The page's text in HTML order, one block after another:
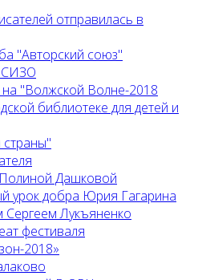
отправилась в
"Авторский союз"
СИЗО
"Волжской Волне-2018
библиотеке для детей и
Дашковой
урок добра Юрия Гагарина
Сергеем Лукъяненко
фестиваля
2018»